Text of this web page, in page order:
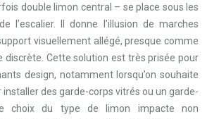
double limon central – se place sous les
l’escalier. Il donne l’illusion de marches
visuellement allégé, presque comme
discrète. Cette solution est très prisée pour
design, notamment lorsqu’on souhaite
des garde-corps vitrés ou un garde-
choix du type de limon impacte non